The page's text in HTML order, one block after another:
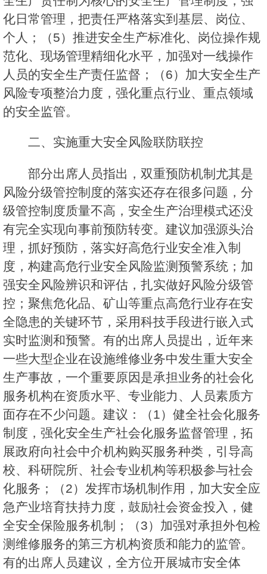
化日常管理，把责任严格落实到基层、岗位、
个人；（5）推进安全生产标准化、岗位操作规
范化、现场管理精细化水平，加强对一线操作
人员的安全生产责任监督；（6）加大安全生产
风险专项整治力度，强化重点行业、重点领域
的安全监管。
二、实施重大安全风险联防联控
部分出席人员指出，双重预防机制尤其是
风险分级管控制度的落实还存在很多问题，分
级管控制度质量不高，安全生产治理模式还没
有完全实现向事前预防转变。建议加强源头治
理，抓好预防，落实好高危行业安全准入制
度，构建高危行业安全风险监测预警系统；加
强安全风险辨识和评估，扎实做好风险分级管
控；聚焦危化品、矿山等重点高危行业存在安
全隐患的关键环节，采用科技手段进行嵌入式
实时监测和预警。有的出席人员提出，近年来
一些大型企业在设施维修业务中发生重大安全
生产事故，一个重要原因是承担业务的社会化
服务机构在资质水平、专业能力、人员素质方
面存在不少问题。建议：（1）健全社会化服务
制度，强化安全生产社会化服务监督管理，拓
展政府向社会中介机构购买服务种类，引导高
校、科研院所、社会专业机构等积极参与社会
化服务；（2）发挥市场机制作用，加大安全应
急产业培育扶持力度，鼓励社会资金投入，健
全安全保险服务机制；（3）加强对承担外包检
测维修服务的第三方机构资质和能力的监管。
有的出席人员建议，全方位开展城市安全体